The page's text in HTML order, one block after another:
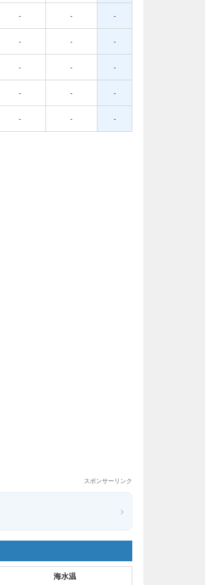
- - -
- - -
- - -
- - -
- - -
スポンサーリンク
›
海水温